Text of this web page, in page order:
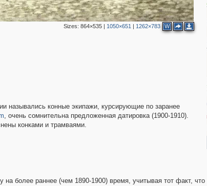
Sizes: 864×535| 1050×651 | 1262×783 W
назывались конные экипажи, курсирующие по заранее
, очень сомнительна предложенная датировка (1900-1910).
конками и трамваями.
более раннее (чем 1890-1900) время, учитывая тот факт, что